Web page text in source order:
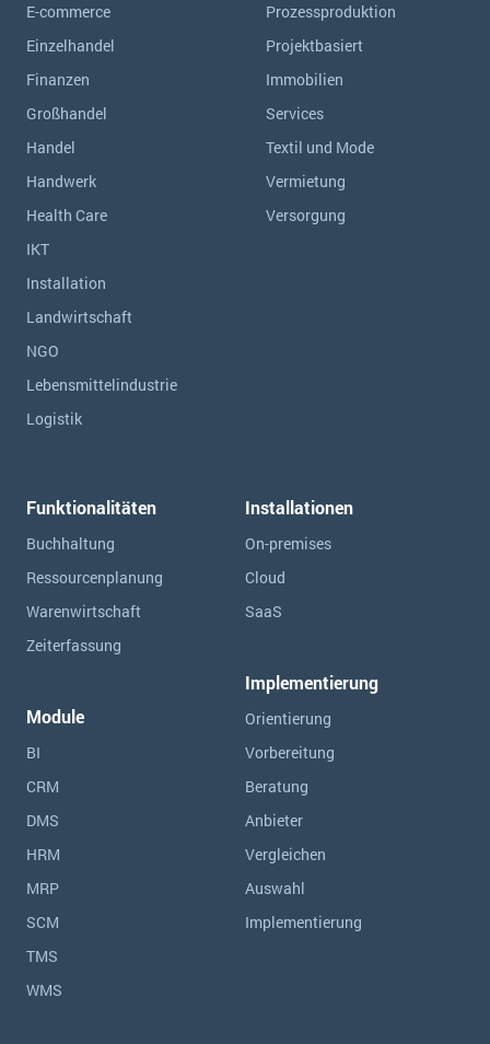
E-commerce
Einzelhandel
Finanzen
Großhandel
Handel
Handwerk
Health Care
IKT
Installation
Landwirtschaft
NGO
Lebensmittelindustrie
Logistik
Prozessproduktion
Projektbasiert
Immobilien
Services
Textil und Mode
Vermietung
Versorgung
Funktionalitäten
Buchhaltung
Ressourcen­planung
Warenwirtschaft
Zeiterfassung
Module
BI
CRM
DMS
HRM
MRP
SCM
TMS
WMS
Installationen
On-premises
Cloud
SaaS
Implementierung
Orientierung
Vorbereitung
Beratung
Anbieter
Vergleichen
Auswahl
Implementierung